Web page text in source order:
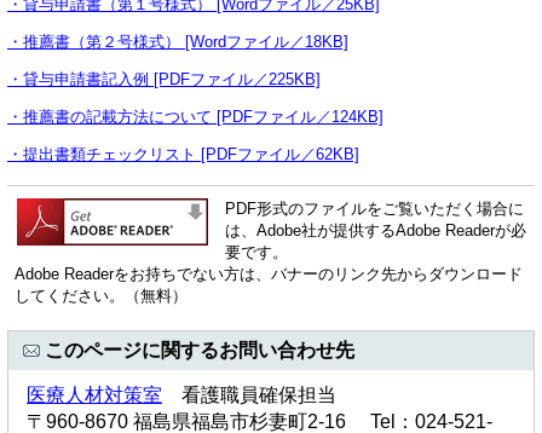
・貸与申請書（第１号様式） [Wordファイル／25KB]
・推薦書（第２号様式） [Wordファイル／18KB]
・ 貸与申請書記入例 [PDFファイル／225KB]
・推薦書の記載方法について [PDFファイル／124KB]
・提出書類チェックリスト [PDFファイル／62KB]
PDF形式のファイルをご覧いただく場合に
は、Adobe社が提供するAdobe Readerが必
要です。
Adobe Readerをお持ちでない方は、バナーのリンク先からダウンロード
してください。（無料）
このページに関するお問い合わせ先
医療人材対策室 看護職員確保担当
〒960-8670 福島県福島市杉妻町2-16 Tel：024-521-